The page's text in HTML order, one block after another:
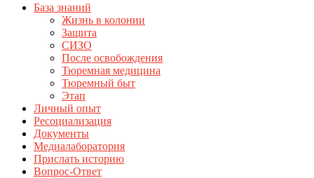
База знаний
Жизнь в колонии
Защита
СИЗО
После освобождения
Тюремная медицина
Тюремный быт
Этап
Личный опыт
Ресоциализация
Документы
Медиалаборатория
Прислать историю
Вопрос-Ответ